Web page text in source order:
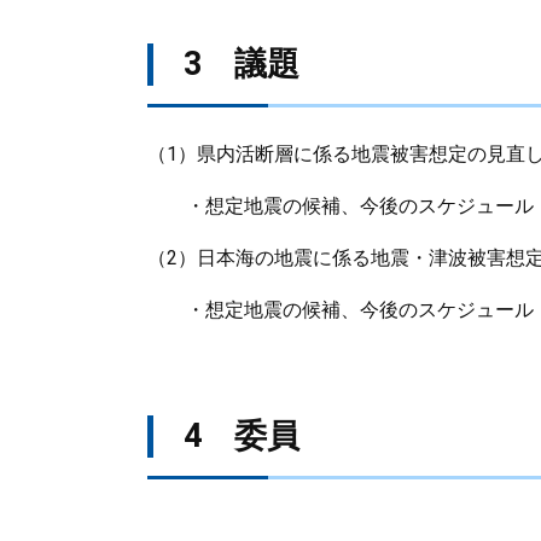
3 議題
（1）県内活断層に係る地震被害想定の見直
・想定地震の候補、今後のスケジュール
（2）日本海の地震に係る地震・津波被害想
・想定地震の候補、今後のスケジュール
4 委員